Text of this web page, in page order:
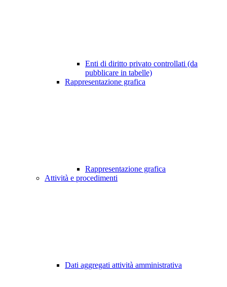
Enti di diritto privato controllati (da
pubblicare in tabelle)
Rappresentazione grafica
Rappresentazione grafica
Attività e procedimenti
Dati aggregati attività amministrativa